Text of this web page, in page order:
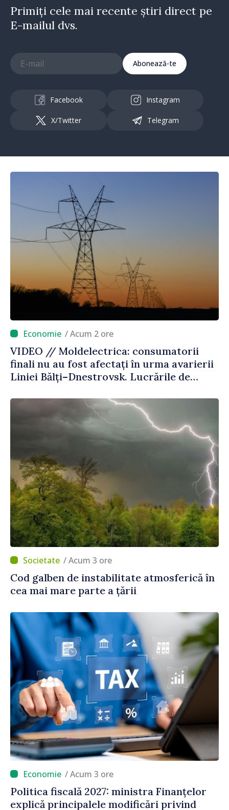
Primiți cele mai recente știri direct pe
E-mailul dvs.
Abonează-te
Facebook Instagram
X/Twitter Telegram
/ Acum 2 ore
VIDEO // Moldelectrica: consumatorii
finali nu au fost afectați în urma avarierii
Liniei Bălți–Dnestrovsk. Lucrările de
prioritar
/ Acum 3 ore
Cod galben de instabilitate atmosferică în
cea mai mare parte a țării
/ Acum 3 ore
Politica fiscală 2027: ministra Finanțelor
explică principalele modificări privind